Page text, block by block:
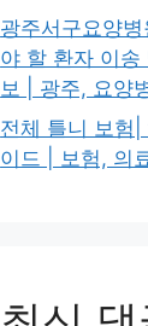
광주서구요양
야 할 환자 이송
보 | 광주, 요양
전체 틀니 보험
이드 | 보험, 의